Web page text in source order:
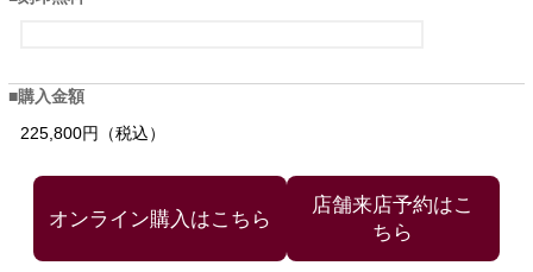
購入金額
225,800円（税込）
店舗来店予約はこ
ちら